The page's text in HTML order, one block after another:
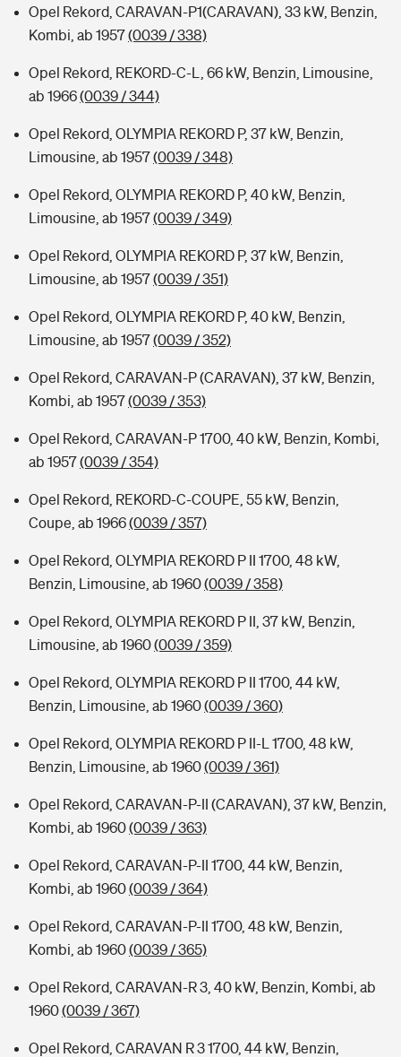
Opel Rekord, CARAVAN-P1(CARAVAN), 33 kW, Benzin,
Kombi, ab 1957(0039 / 338)
Opel Rekord, REKORD-C-L, 66 kW, Benzin, Limousine,
ab 1966(0039 / 344)
Opel Rekord, OLYMPIA REKORD P, 37 kW, Benzin,
Limousine, ab 1957(0039 / 348)
Opel Rekord, OLYMPIA REKORD P, 40 kW, Benzin,
Limousine, ab 1957(0039 / 349)
Opel Rekord, OLYMPIA REKORD P, 37 kW, Benzin,
Limousine, ab 1957(0039 / 351)
Opel Rekord, OLYMPIA REKORD P, 40 kW, Benzin,
Limousine, ab 1957(0039 / 352)
Opel Rekord, CARAVAN-P (CARAVAN), 37 kW, Benzin,
Kombi, ab 1957(0039 / 353)
Opel Rekord, CARAVAN-P 1700, 40 kW, Benzin, Kombi,
ab 1957(0039 / 354)
Opel Rekord, REKORD-C-COUPE, 55 kW, Benzin,
Coupe, ab 1966(0039 / 357)
Opel Rekord, OLYMPIA REKORD P II 1700, 48 kW,
Benzin, Limousine, ab 1960(0039 / 358)
Opel Rekord, OLYMPIA REKORD P II, 37 kW, Benzin,
Limousine, ab 1960(0039 / 359)
Opel Rekord, OLYMPIA REKORD P II 1700, 44 kW,
Benzin, Limousine, ab 1960(0039 / 360)
Opel Rekord, OLYMPIA REKORD P II-L 1700, 48 kW,
Benzin, Limousine, ab 1960(0039 / 361)
Opel Rekord, CARAVAN-P-II (CARAVAN), 37 kW, Benzin,
Kombi, ab 1960(0039 / 363)
Opel Rekord, CARAVAN-P-II 1700, 44 kW, Benzin,
Kombi, ab 1960(0039 / 364)
Opel Rekord, CARAVAN-P-II 1700, 48 kW, Benzin,
Kombi, ab 1960(0039 / 365)
Opel Rekord, CARAVAN-R 3, 40 kW, Benzin, Kombi, ab
1960(0039 / 367)
Opel Rekord, CARAVAN R 3 1700, 44 kW, Benzin,